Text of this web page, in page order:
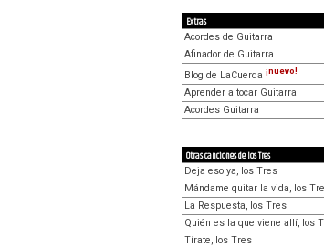
Extras
Acordes de Guitarra
Afinador de Guitarra
Blog de LaCuerda ¡nuevo!
Aprender a tocar Guitarra
Acordes Guitarra
Otras canciones de los Tres
Deja eso ya, los Tres
Mándame quitar la vida, los
La Respuesta, los Tres
Quién es la que viene allí, los
Tírate, los Tres